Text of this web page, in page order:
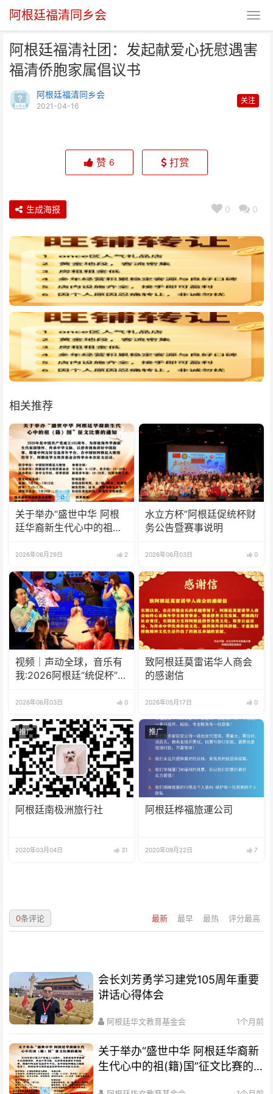
阿根廷福清同乡会
阿根廷福清社团：发起献爱心抚慰遇害
福清侨胞家属倡议书
阿根廷福清同乡会
2021-04-16
关注
遇害福清侨胞家属倡议书
赞 6 打赏
0 0
生成海报
相关推荐
关于举办“盛世中华 阿根
廷华裔新生代心中的祖
2026年06月29日 2
水立方杯”阿根廷促统杯财
务公告暨赛事说明
2026年06月03日 0
视频｜声动全球，音乐有
我:2026阿根廷“统促杯”水
圆满落幕
2026年06月03日 0
致阿根廷莫雷诺华人商会
的感谢信
2026年05月17日 0
推广
阿根廷南极洲旅行社
2020年03月04日 31
推广
阿根廷桦福旅運公司
2020年09月22日 7
最新 最早 最热 评分最高
0条评论
会长刘芳勇学习建党105周年重要
讲话心得体会
阿根廷华文教育基金会 1个月前
关于举办“盛世中华 阿根廷华裔新
生代心中的祖(籍)国”征文比赛的